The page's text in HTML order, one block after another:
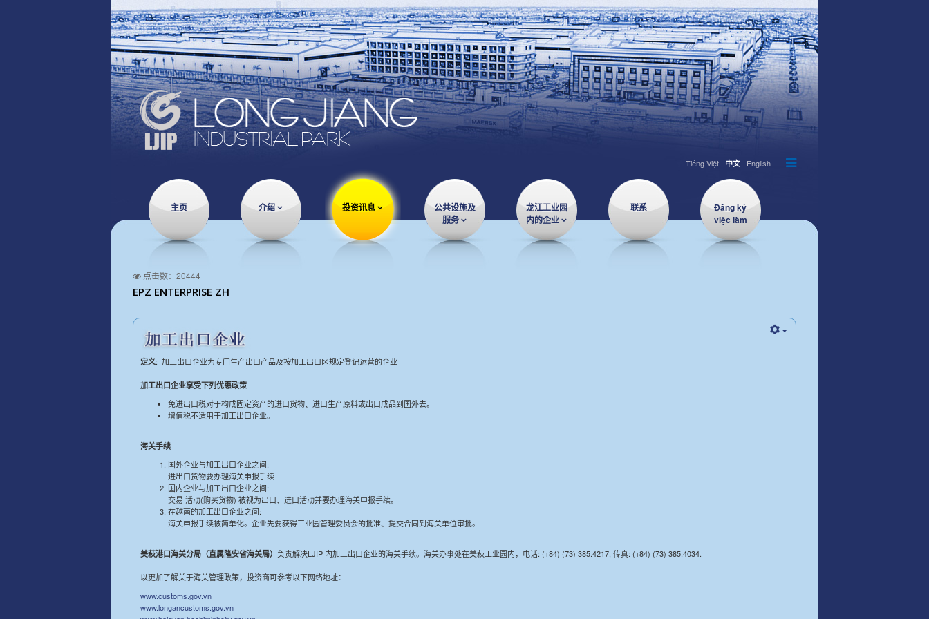
Tiếng Việt 中文 English
主页 介绍 投资讯息
公共设施及
服务
龙江工业园
内的企业
联系
Đăng ký
việc làm
点击数：20444
EPZ ENTERPRISE ZH
定义: 加工出口企业为专门生产出口产品及按加工出口区规定登记运营的企业
加工出口企业享受下列优惠政策
免进出口税对于构成固定资产的进口货物、进口生产原料或出口成品到国外去。
增值税不适用于加工出口企业。
海关手续
国外企业与加工出口企业之间:
进出口货物要办理海关申报手续
国内企业与加工出口企业之间:
交易 活动(购买货物) 被视为出口、进口活动并要办理海关申报手续。
在越南的加工出口企业之间:
海关申报手续被简单化。企业先要获得工业园管理委员会的批准、提交合同到海关单位审批。
美萩港口海关分局（直属隆安省海关局） 负责解决LJIP 内加工出口企业的海关手续。海关办事处在美萩工业园内，电话: (+84) (73) 385.4217, 传真: (+84) (73) 385.4034.
以更加了解关于海关管理政策，投资商可参考以下网络地址：
www.customs.gov.vn
www.longancustoms.gov.vn